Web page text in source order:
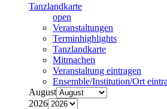
Tanzlandkarte
open
Veranstaltungen
Terminhighlights
Tanzlandkarte
Mitmachen
Veranstaltung eintragen
Ensemble/Institution/Ort
August
2026